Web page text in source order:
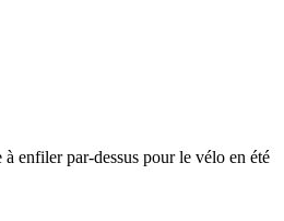
enfiler par-dessus pour le vélo en été